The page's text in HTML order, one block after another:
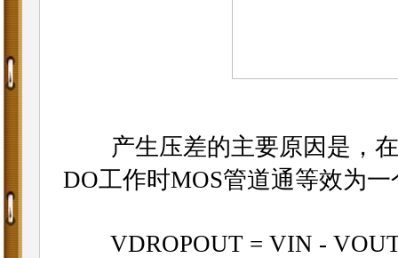
产生压差的主要原因是，在
DO工作时MOS管道通等效为
VDROPOUT = VIN - VOUT